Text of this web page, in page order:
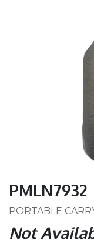
PMLN7932
PORTABLE
Not